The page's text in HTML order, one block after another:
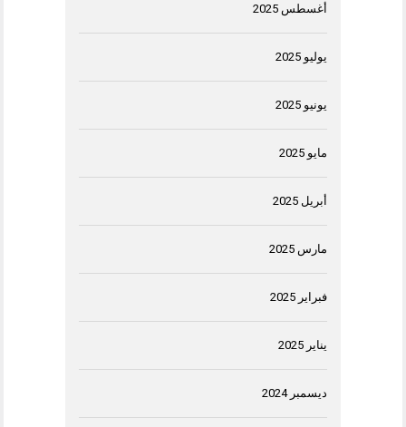
أغسطس 2025
يوليو 2025
يونيو 2025
مايو 2025
أبريل 2025
مارس 2025
فبراير 2025
يناير 2025
ديسمبر 2024